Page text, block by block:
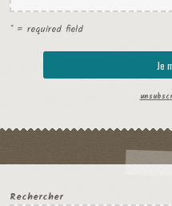
* = required field
Rechercher